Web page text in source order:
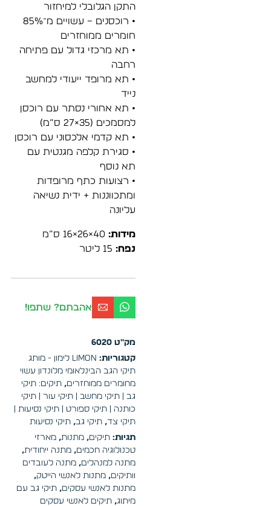
התקן הגלובלי למיחזור
• רוכסנים – עשויים מ־85%
חומרים ממוחזרים
• תא מרכזי גדול עם פתיחה
רחבה
• תא מרופד ייעודי למחשב
נייד
• תא אחורי נסתר עם רוכסן
למסמכים (35×27 ס”מ)
• תא קדמי אלכסוני עם רוכסן
• סגירת קלפה מגנטית עם
תא נוסף
• רצועות כתף מרופדות
ומתכווננות + ידית נשיאה
עליונה
מידות:
נפח:
אהבתם? שתפו!
מק"ט 6020
קטגוריות:
LIMON לימון - מותג
תיקי הגב הבינלאומי מלונדון עשוי
מחומרים ממוחזרים, תיקים: תיקי
גב | תיקי מחשב | תיקי עור | תיקי
כותנה | תיקי ספורט | תיקי נסיעות |
תיקי צד, תיקי גב, תיקי נסיעות
תגיות: תיקים, מתנות, מארזי
טכנולוגיה חכמים, מתנה ייחודית,
מתנה למנהלים, מתנה לעובדים
וותיקים, מתנות לאנשי הייטק,
מתנות לאנשי עסקים, תיקי גב עם
מיתוג, תיקים לאנשי עסקים